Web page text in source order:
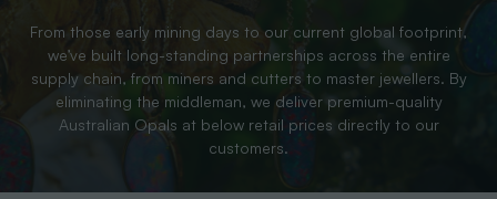
From those early mining days to our current global footprint,
we’ve built long-standing partnerships across the entire
supply chain, from miners and cutters to master jewellers. By
eliminating the middleman, we deliver premium-quality
Australian Opals at below retail prices directly to our
customers.